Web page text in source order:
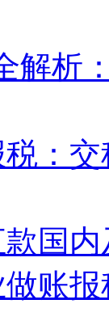
解析
：
国
账